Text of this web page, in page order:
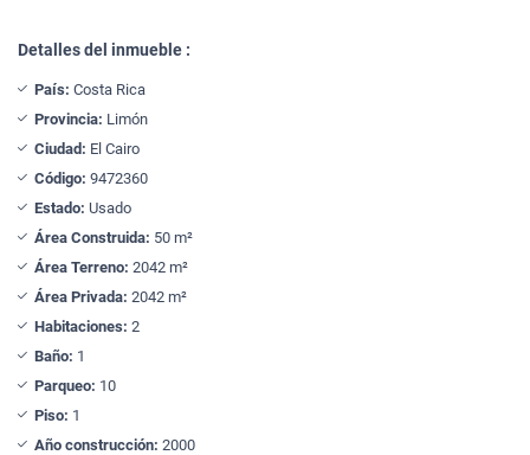
Detalles del inmueble :
País: Costa Rica
Provincia: Limón
Ciudad: El Cairo
Código: 9472360
Estado: Usado
Área Construida: 50 m²
Área Terreno: 2042 m²
Área Privada: 2042 m²
Habitaciones: 2
Baño: 1
Parqueo: 10
Piso: 1
Año construcción: 2000